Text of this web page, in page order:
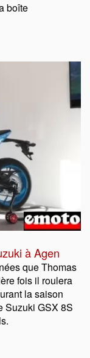
boîte
à Agen
que Thomas
fois il roulera
la saison
Suzuki GSX 8S